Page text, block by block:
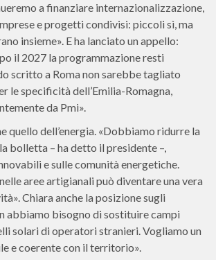
a finanziare internazionalizzazione,
e progetti condivisi: piccoli sì, ma
insieme». E ha lanciato un appello:
il 2027 la programmazione resti
scritto a Roma non sarebbe tagliato
le specificità dell’Emilia-Romagna,
da Pmi».
quello dell’energia. «Dobbiamo ridurre la
bolletta – ha detto il presidente –,
e sulle comunità energetiche.
aree artigianali può diventare una vera
Chiara anche la posizione sugli
abbiamo bisogno di sostituire campi
solari di operatori stranieri. Vogliamo un
e coerente con il territorio».